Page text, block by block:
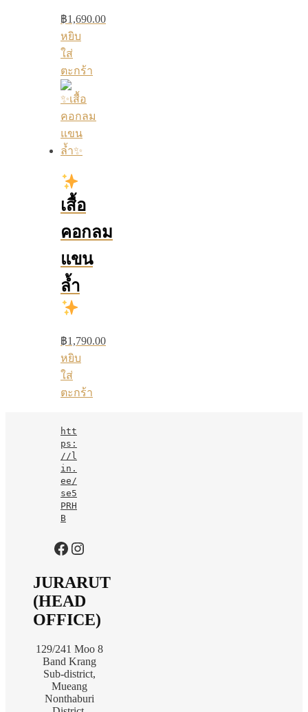
฿1,690.00
หยิบ
ใส่
ตะกร้า
เสื้อ
คอกลม
แขน
ล้ำ
฿1,790.00
หยิบ
ใส่
ตะกร้า
htt
ps:
//l
in.
ee/
se5
PRH
B
https://www.facebook.com/jurarutofficial?mibextid=LQQJ4d
Instagram
JURARUT
(HEAD
OFFICE)
129/241 Moo 8
Band Krang
Sub-district,
Mueang
Nonthaburi